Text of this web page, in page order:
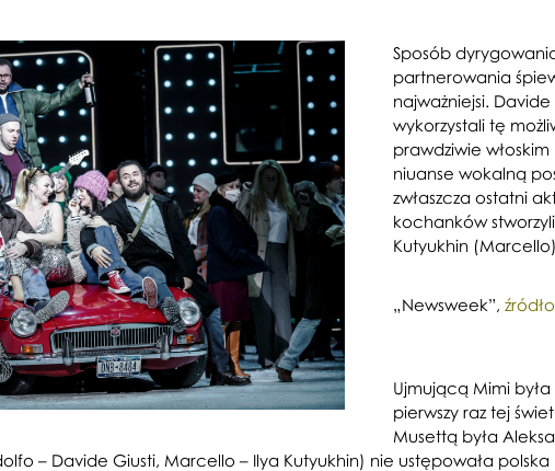
Sposób
partnerowania
najważniejsi.
wykorzystali tę
prawdziwie
niuanse wokalną
zwłaszcza ostatni
kochanków
Kutyukhin
„Newsweek”, źródło
Ujmującą Mimi
pierwszy raz tej
Musettą była
– Davide Giusti, Marcello – Ilya Kutyukhin) nie ustępowała